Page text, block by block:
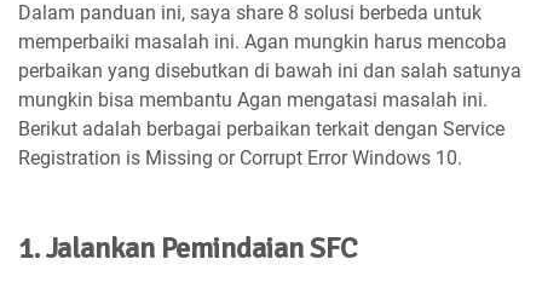
Dalam panduan ini, saya share 8 solusi berbeda untuk
memperbaiki masalah ini. Agan mungkin harus mencoba
perbaikan yang disebutkan di bawah ini dan salah satunya
mungkin bisa membantu Agan mengatasi masalah ini.
Berikut adalah berbagai perbaikan terkait dengan Service
Registration is Missing or Corrupt Error Windows 10.
1. Jalankan Pemindaian SFC